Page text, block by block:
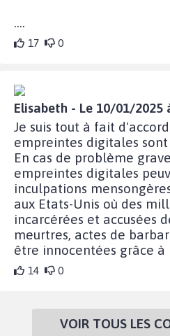
....
17 0
Elisabeth - Le 10/01/2025
Je suis tout à fait
empreintes digitales
En cas de problème
empreintes digitales
inculpations
aux Etats-Unis où des
incarcérées et accusées
meurtres, actes de
être innocentées grâce à
14 0
VOIR TOUS LES